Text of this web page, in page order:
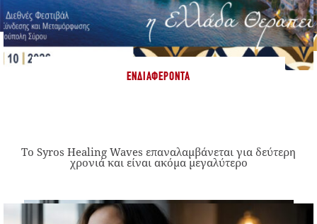
ΕΝΔΙΑΦΈΡΟΝΤΑ
Το Syros Healing Waves επαναλαμβάνεται για δεύτερη
χρονιά και είναι ακόμα μεγαλύτερο